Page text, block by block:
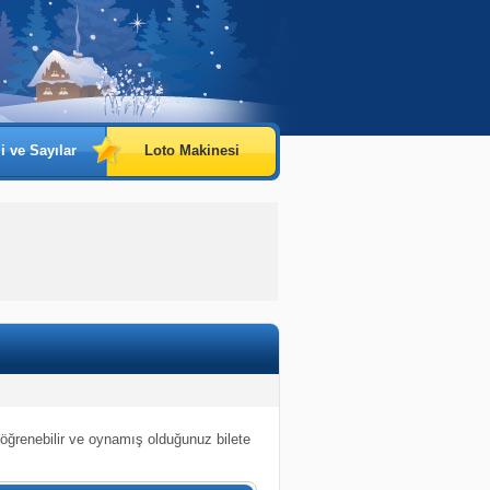
ve Sayılar Loto Makinesi
ve oynamış olduğunuz bilete